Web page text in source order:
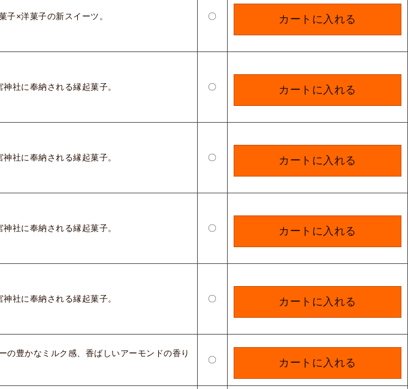
子×洋菓子の新スイーツ。 〇 カートに入れる
社に奉納される縁起菓子。 〇 カートに入れる
社に奉納される縁起菓子。 〇 カートに入れる
社に奉納される縁起菓子。 〇 カートに入れる
社に奉納される縁起菓子。 〇 カートに入れる
の豊かなミルク感、香ばしいアーモンドの香り
〇 カートに入れる